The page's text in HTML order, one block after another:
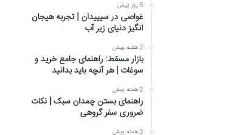
5 روز پیش
غواصی در سیپیدان | تجربه هیجان
انگیز دنیای زیر آب
2 هفته پیش
بازار مسقط: راهنمای جامع خرید و
سوغات | هر آنچه باید بدانید
2 هفته پیش
راهنمای بستن چمدان سبک | نکات
ضروری سفر گروهی
3 هفته پیش